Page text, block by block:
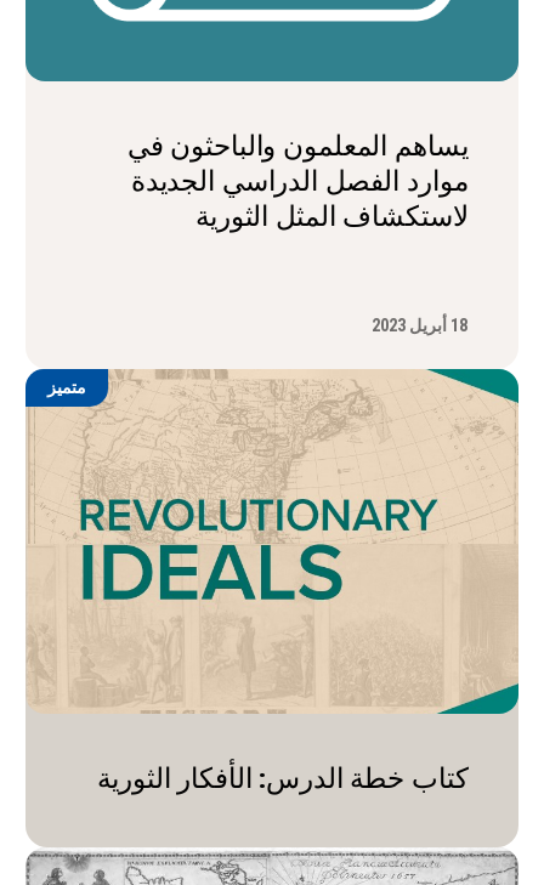
يساهم المعلمون والباحثون في
موارد الفصل الدراسي الجديدة
لاستكشاف المثل الثورية
18 أبريل 2023
متميز
كتاب خطة الدرس: الأفكار الثورية